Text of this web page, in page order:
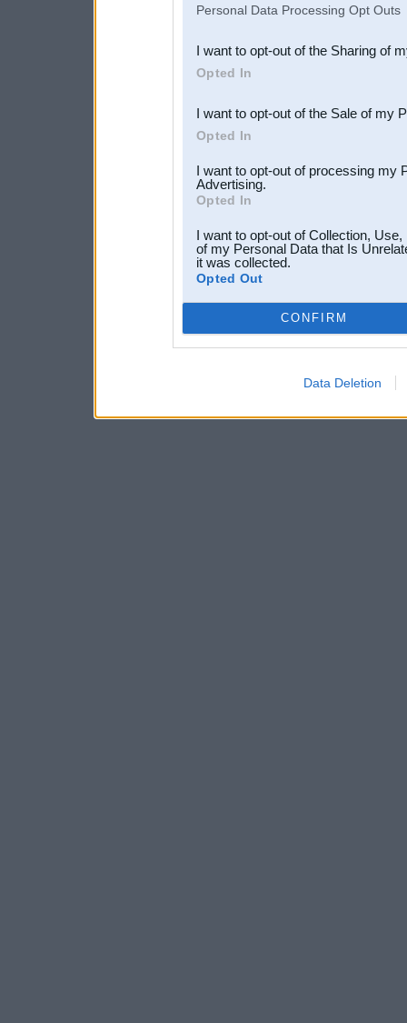
Downstream Participants
third parties.
Personal Data Processing Opt Outs
I want to opt-out of the Sharing of
Opted In
I want to opt-out of the Sale of my
Opted In
I want to opt-out of processing my
Advertising.
Opted In
I want to opt-out of Collection,
of my Personal Data that Is
it was collected.
Opted Out
CONFIRM
Data Deletion